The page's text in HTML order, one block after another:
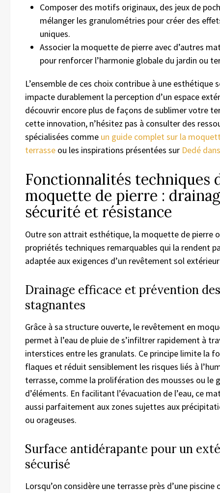
Composer des motifs originaux, des jeux de
mélanger les granulométries pour créer des
uniques.
Associer la moquette de pierre avec d’autres
pour renforcer l’harmonie globale du jardin ou
L’ensemble de ces choix contribue à une esthétique
impacte durablement la perception d’un espace
découvrir encore plus de façons de sublimer votre
cette innovation, n’hésitez pas à consulter des
spécialisées comme un guide complet sur la
terrasse ou les inspirations présentées sur Dedé
Fonctionnalités techniques
moquette de pierre :
sécurité et résistance
Outre son attrait esthétique, la moquette de pierre
propriétés techniques remarquables qui la rendent
adaptée aux exigences d’un revêtement sol
Drainage efficace et prévention
stagnantes
Grâce à sa structure ouverte, le revêtement en
permet à l’eau de pluie de s’infiltrer rapidement à
interstices entre les granulats. Ce principe limite la
flaques et réduit sensiblement les risques liés à
terrasse, comme la prolifération des mousses ou le
d’éléments. En facilitant l’évacuation de l’eau, ce
aussi parfaitement aux zones sujettes aux
ou orageuses.
Surface antidérapante pour un
sécurisé
Lorsqu’on considère une terrasse près d’une piscine